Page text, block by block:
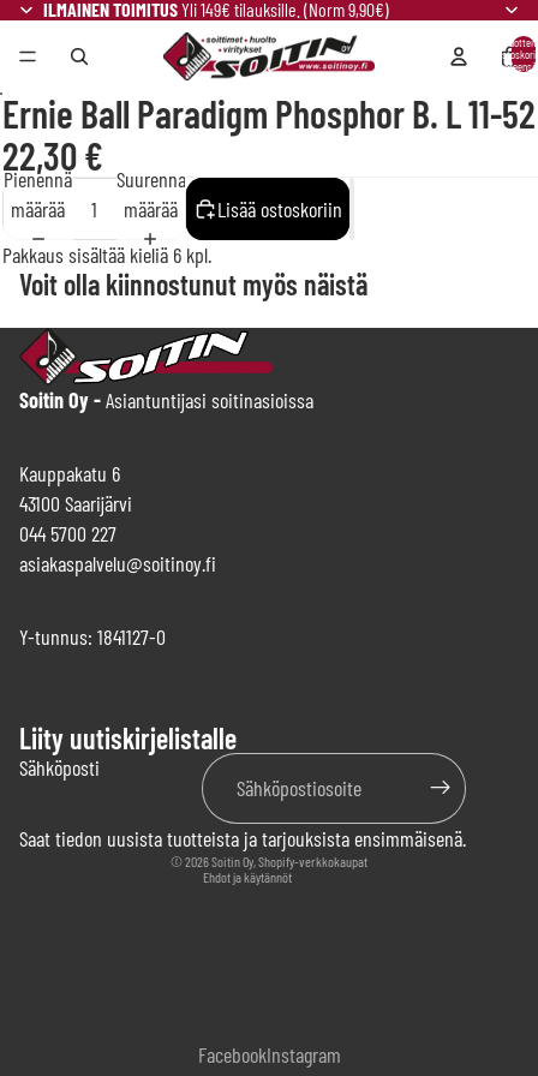
ILMAINEN TOIMITUSYli 149€ tilauksille. (Norm 9,90€)
Ernie Ball Paradigm Phosphor B. L 11-52
22,30 €
Pienennä
määrää
Suurenna
määrää
Lisää ostoskoriin
Pakkaus sisältää kieliä 6 kpl.
Voit olla kiinnostunut myös näistä
Soitin Oy -Asiantuntijasi soitinasioissa
Kauppakatu 6
43100 Saarijärvi
044 5700 227
asiakaspalvelu@soitinoy.fi
Y-tunnus: 1841127-0
Liity uutiskirjelistalle
Sähköposti
Saat tiedon uusista tuotteista ja tarjouksista ensimmäisenä.
© 2026Soitin Oy, Shopify-verkkokaupat
Ehdot ja käytännöt
Tietosuojakäytäntö
Käyttöehdot
Yhteystiedot
Palautuskäytäntö
FacebookInstagram